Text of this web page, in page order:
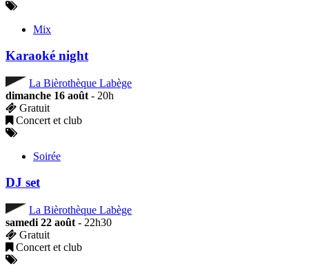
Mix
Karaoké night
La Bièrothèque Labège
dimanche 16 août - 20h
Gratuit
Concert et club
Soirée
DJ set
La Bièrothèque Labège
samedi 22 août - 22h30
Gratuit
Concert et club